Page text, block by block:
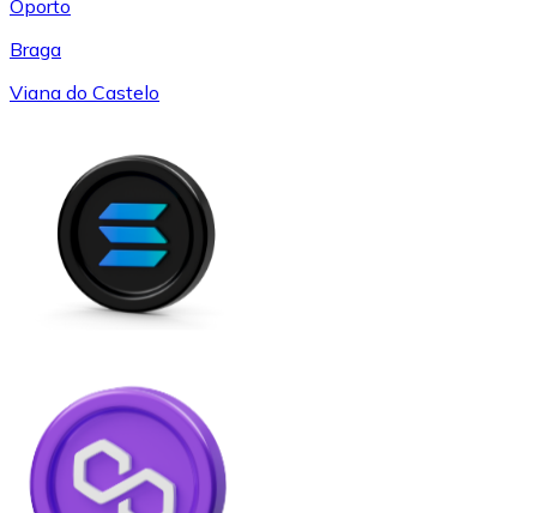
Oporto
Braga
Viana do Castelo